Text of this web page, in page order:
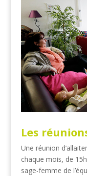
Les
Une réunion
chaque mois, de
sage-femme de